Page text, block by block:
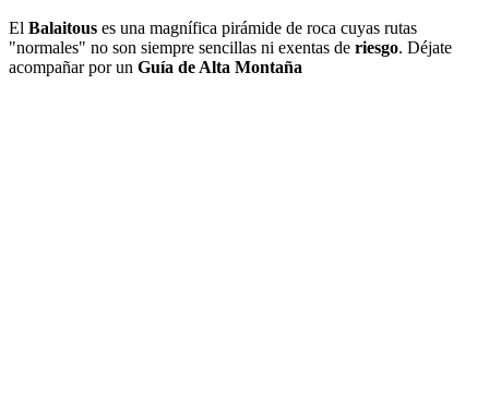
El Balaitous es una magnífica pirámide de roca cuyas rutas
"normales" no son siempre sencillas ni exentas de riesgo. Déjate
acompañar por un Guía de Alta Montaña